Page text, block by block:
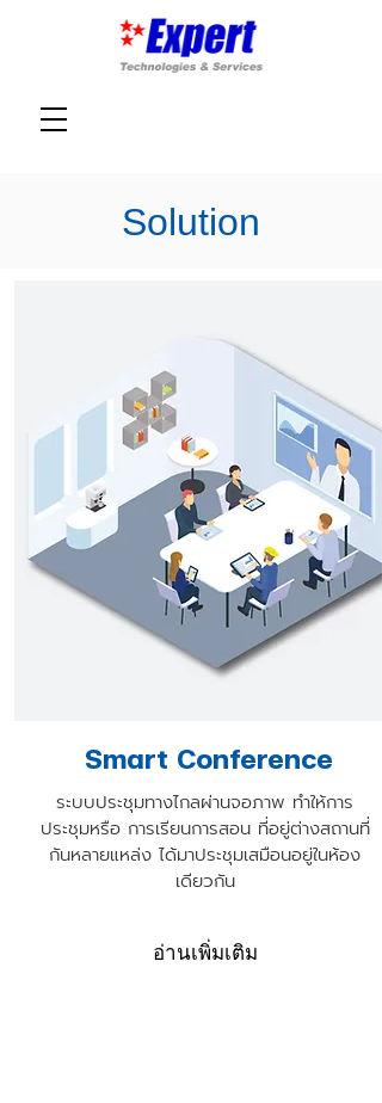
Smart Conference
ระบบประชุมทางไกลผ่านจอภาพ ทำให้การ
ประชุมหรือ การเรียนการสอน ที่อยู่ต่างสถานที่
กันหลายแหล่ง ได้มาประชุมเสมือนอยู่ในห้อง
เดียวกัน
อ่านเพิ่มเติม
Solution